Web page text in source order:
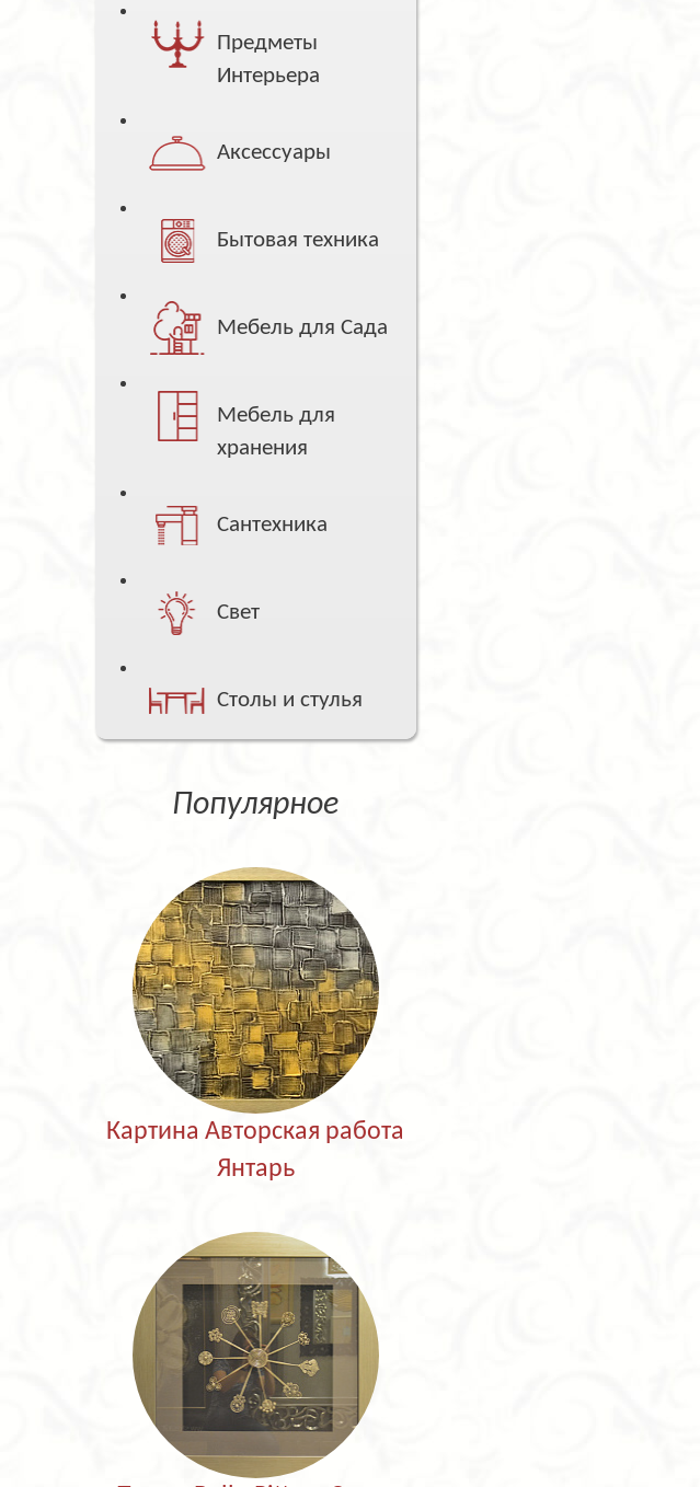
Предметы
Интерьера
Аксессуары
Бытовая техника
Мебель для Сада
Мебель для
хранения
Сантехника
Свет
Столы и стулья
Популярное
Картина Авторская работа
Янтарь